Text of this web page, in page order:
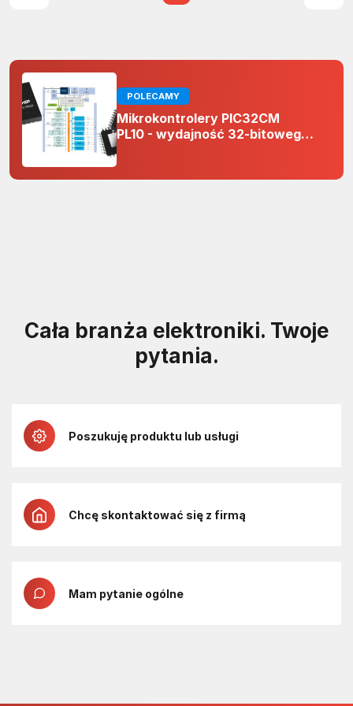
POLECAMY
Mikrokontrolery PIC32CM
PL10 - wydajność 32-bitowego
projektach 5 V
Cała branża elektroniki. Twoje
pytania.
Poszukuję produktu lub usługi
Chcę skontaktować się z firmą
Mam pytanie ogólne